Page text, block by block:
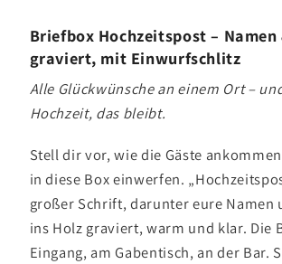
Briefbox Hochzeitspost – Namen
graviert, mit Einwurfschlitz
Alle Glückwünsche an einem Ort –
Hochzeit, das bleibt.
Stell dir vor, wie die Gäste
in diese Box einwerfen.
großer Schrift, darunter eure Namen
ins Holz graviert, warm und klar. Die
Eingang, am Gabentisch, an der Bar.